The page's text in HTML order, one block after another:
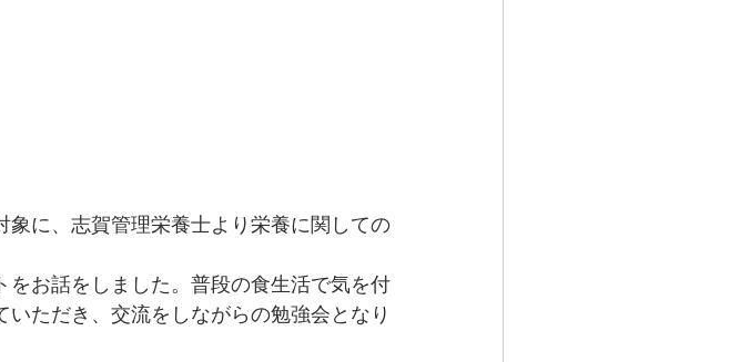
に、志賀管理栄養士より栄養に関しての
お話をしました。普段の食生活で気を付
ただき、交流をしながらの勉強会となり